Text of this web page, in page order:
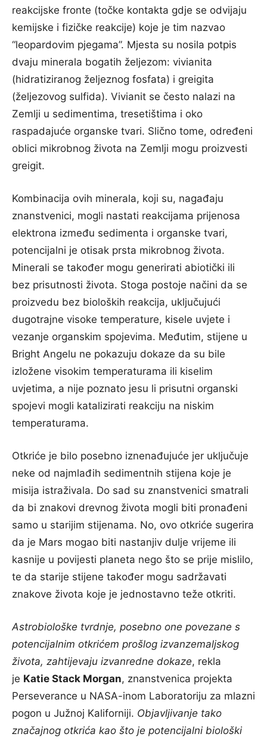
reakcijske fronte (točke kontakta gdje se odvijaju
kemijske i fizičke reakcije) koje je tim nazvao
“leopardovim pjegama”. Mjesta su nosila potpis
dvaju minerala bogatih željezom: vivianita
(hidratiziranog željeznog fosfata) i greigita
(željezovog sulfida). Vivianit se često nalazi na
Zemlji u sedimentima, tresetištima i oko
raspadajuće organske tvari. Slično tome, određeni
oblici mikrobnog života na Zemlji mogu proizvesti
greigit.
Kombinacija ovih minerala, koji su, nagađaju
znanstvenici, mogli nastati reakcijama prijenosa
elektrona između sedimenta i organske tvari,
potencijalni je otisak prsta mikrobnog života.
Minerali se također mogu generirati abiotički ili
bez prisutnosti života. Stoga postoje načini da se
proizvedu bez bioloških reakcija, uključujući
dugotrajne visoke temperature, kisele uvjete i
vezanje organskim spojevima. Međutim, stijene u
Bright Angelu ne pokazuju dokaze da su bile
izložene visokim temperaturama ili kiselim
uvjetima, a nije poznato jesu li prisutni organski
spojevi mogli katalizirati reakciju na niskim
temperaturama.
Otkriće je bilo posebno iznenađujuće jer uključuje
neke od najmlađih sedimentnih stijena koje je
misija istraživala. Do sad su znanstvenici smatrali
da bi znakovi drevnog života mogli biti pronađeni
samo u starijim stijenama. No, ovo otkriće sugerira
da je Mars mogao biti nastanjiv dulje vrijeme ili
kasnije u povijesti planeta nego što se prije mislilo,
te da starije stijene također mogu sadržavati
znakove života koje je jednostavno teže otkriti.
Astrobiološke tvrdnje, posebno one povezane s
potencijalnim otkrićem prošlog izvanzemaljskog
života, zahtijevaju izvanredne dokaze, rekla
je Katie Stack Morgan, znanstvenica projekta
Perseverance u NASA-inom Laboratoriju za mlazni
pogon u Južnoj Kaliforniji. Objavljivanje tako
značajnog otkrića kao što je potencijalni biološki